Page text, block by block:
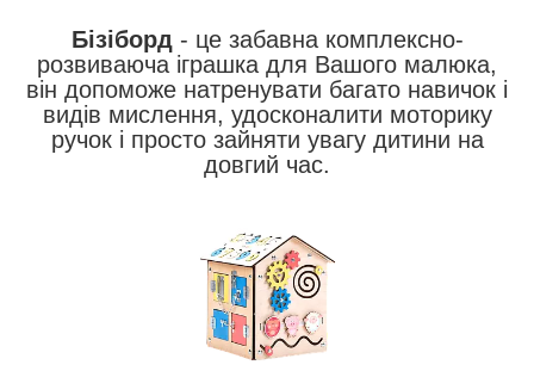
Бізіборд - це забавна комплексно-
розвиваюча іграшка для Вашого малюка,
він допоможе натренувати багато навичок і
видів мислення, удосконалити моторику
ручок і просто зайняти увагу дитини на
довгий час.